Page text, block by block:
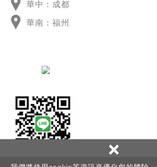
×
華中：成都
華南：福州